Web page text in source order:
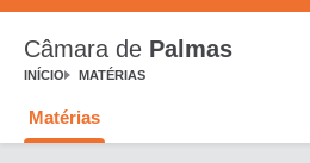
Câmara de Palmas
INÍCIO MATÉRIAS
Matérias